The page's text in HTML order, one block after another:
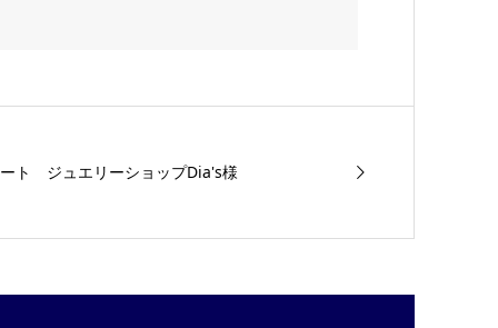
ト ジュエリーショップDia's様